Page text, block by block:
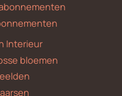
Interieur
bloemen